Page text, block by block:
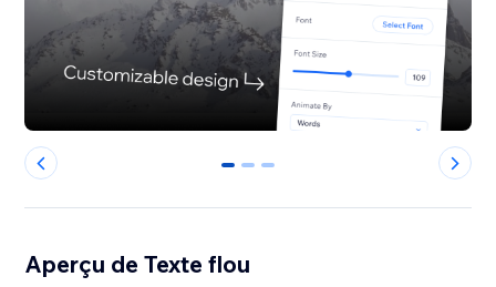
0 1 2
Aperçu de Texte flou